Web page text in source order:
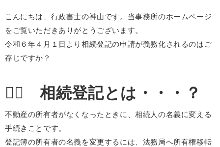
こんにちは、行政書士の神山です。当事務所のホームページ
をご覧いただきありがとうございます。
令和６年４月１日より相続登記の申請が義務化されるのはご
存じですか？
１⃣ 相続登記とは・・・？
不動産の所有者がなくなったときに、相続人の名義に変える
手続きことです。
登記簿の所有者の名義を変更するには、法務局へ所有権移転